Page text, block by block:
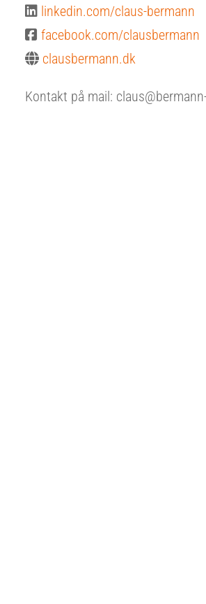
linkedin.com/claus-bermann
facebook.com/clausbermann
clausbermann.dk
Kontakt på mail: